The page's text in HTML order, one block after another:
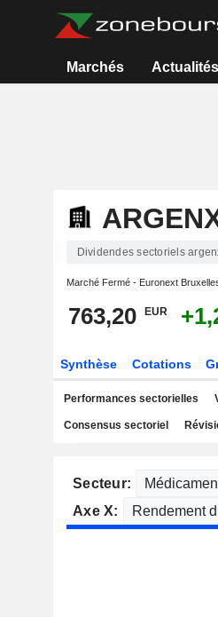
Marchés Actualités
Dividendes sectoriels
Marché Fermé - Euronext
763,20 EUR
Synthèse Cotations
Performances sectorielles
Consensus sectoriel
Secteur:
Axe X: